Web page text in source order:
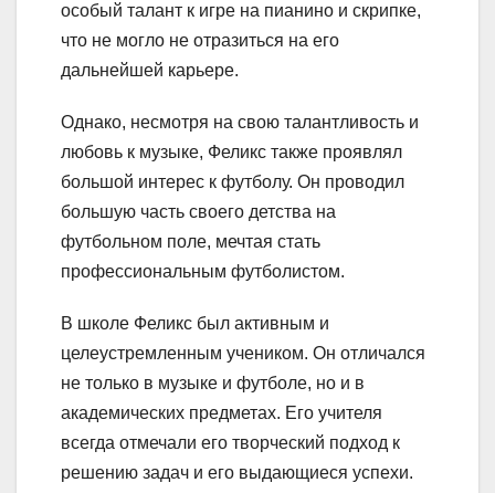
особый талант к игре на пианино и скрипке,
что не могло не отразиться на его
дальнейшей карьере.
Однако, несмотря на свою талантливость и
любовь к музыке, Феликс также проявлял
большой интерес к футболу. Он проводил
большую часть своего детства на
футбольном поле, мечтая стать
профессиональным футболистом.
В школе Феликс был активным и
целеустремленным учеником. Он отличался
не только в музыке и футболе, но и в
академических предметах. Его учителя
всегда отмечали его творческий подход к
решению задач и его выдающиеся успехи.